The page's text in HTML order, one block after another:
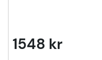
1548 kr